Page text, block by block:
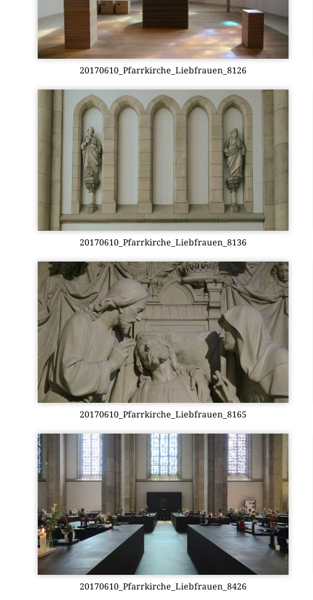
20170610_Pfarrkirche_Liebfrauen_8126
20170610_Pfarrkirche_Liebfrauen_8136
20170610_Pfarrkirche_Liebfrauen_8165
20170610_Pfarrkirche_Liebfrauen_8426